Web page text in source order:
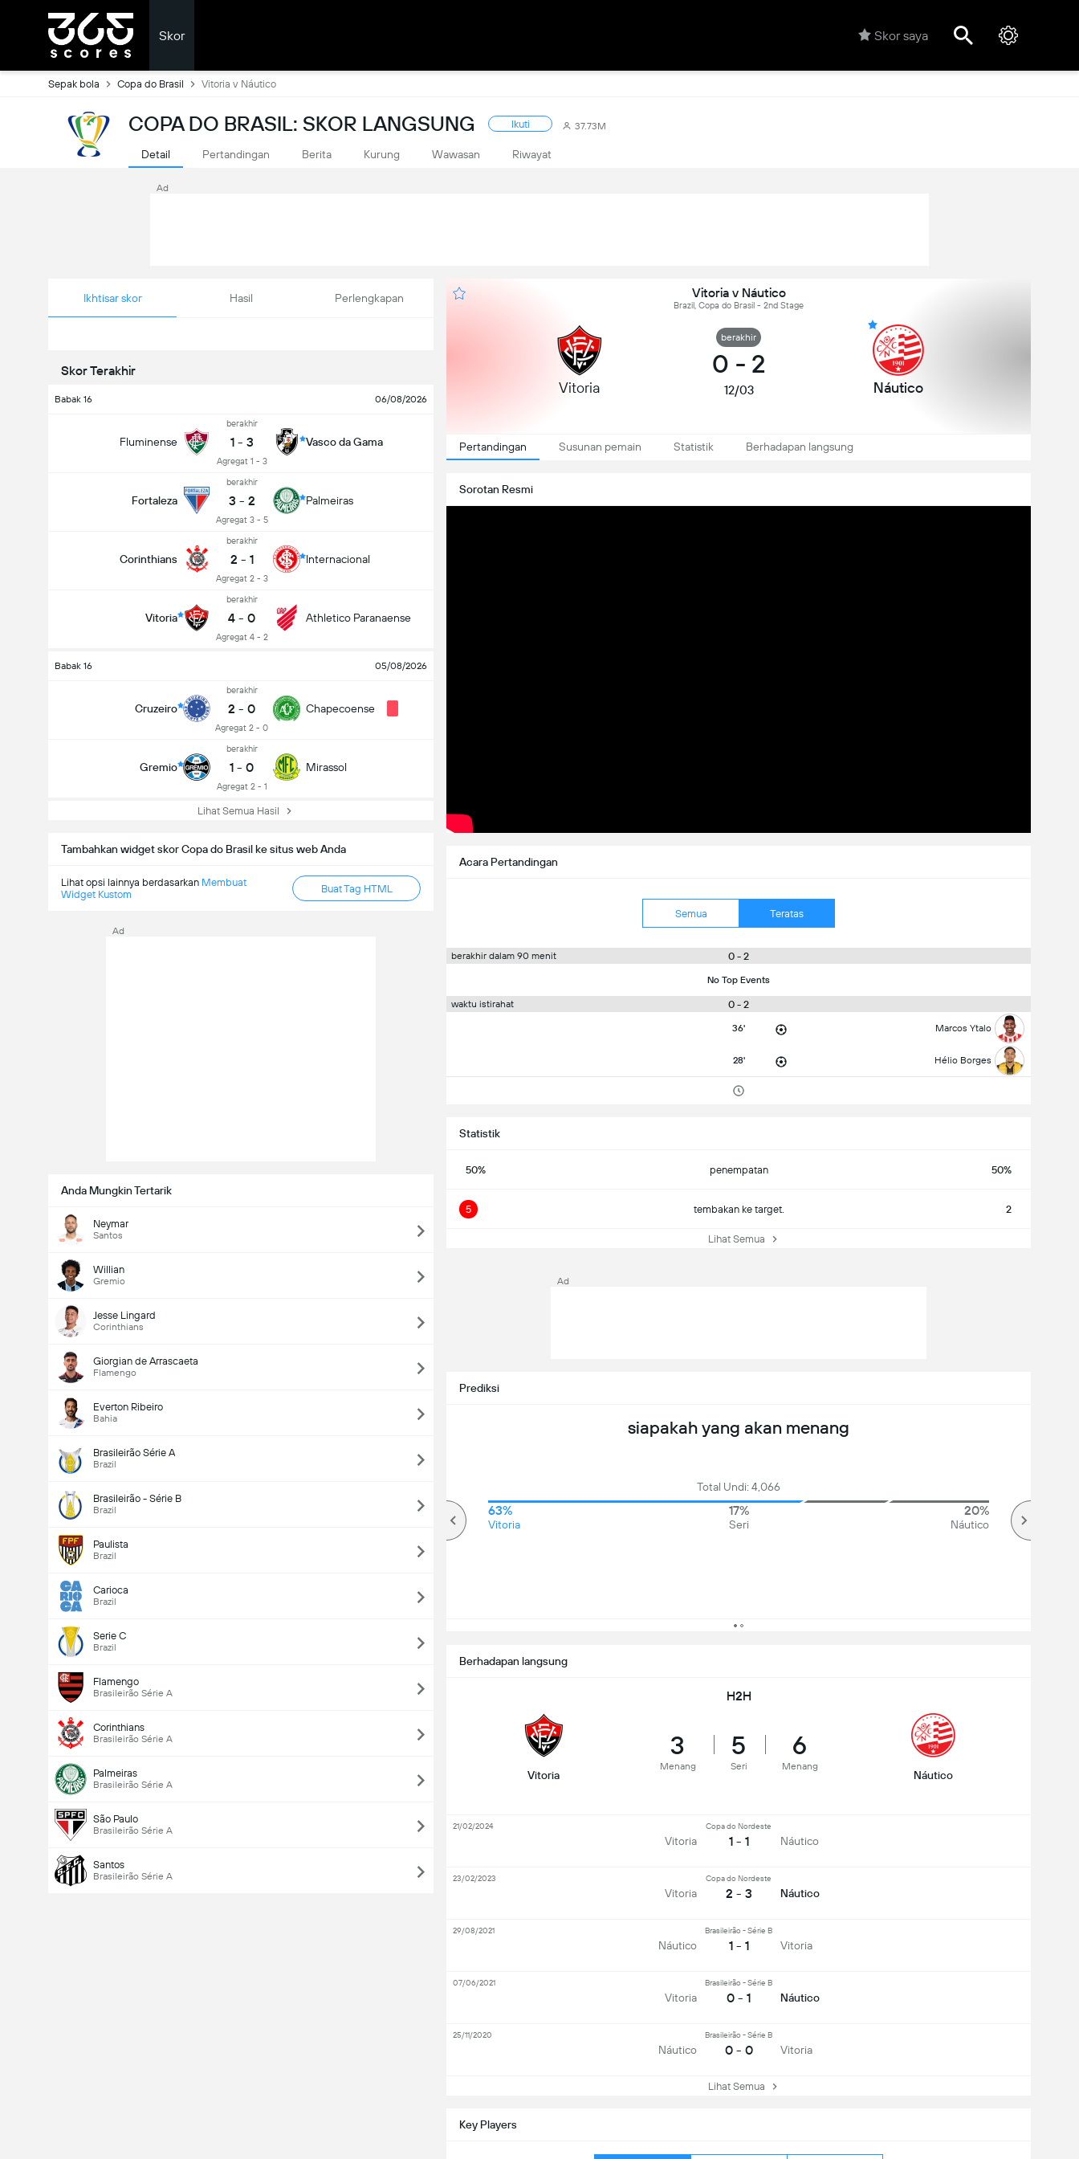
Skor Skor saya
Sepak bola Copa do Brasil Vitoria v Náutico
COPA DO BRASIL: SKOR LANGSUNG Ikuti 37.73M
Detail Pertandingan Berita Kurung Wawasan Riwayat
Ad
Ikhtisar skor Hasil Perlengkapan
Skor Terakhir
Babak 16 06/08/2026
Fluminense
berakhir
1 - 3
Agregat 1 - 3
Vasco da Gama
Fortaleza
berakhir
3 - 2
Agregat 3 - 5
Palmeiras
Corinthians
berakhir
2 - 1
Agregat 2 - 3
Internacional
Vitoria
berakhir
4 - 0
Agregat 4 - 2
Athletico Paranaense
Babak 16 05/08/2026
Cruzeiro
berakhir
2 - 0
Agregat 2 - 0
Chapecoense
Gremio
berakhir
1 - 0
Agregat 2 - 1
Mirassol
Lihat Semua Hasil
Tambahkan widget skor Copa do Brasil ke situs web Anda
Lihat opsi lainnya berdasarkan Membuat
Widget Kustom
Buat Tag HTML
Ad
Anda Mungkin Tertarik
Neymar
Santos
Willian
Gremio
Jesse Lingard
Corinthians
Giorgian de Arrascaeta
Flamengo
Everton Ribeiro
Bahia
Brasileirão Série A
Brazil
Brasileirão - Série B
Brazil
Paulista
Brazil
Carioca
Brazil
Serie C
Brazil
Flamengo
Brasileirão Série A
Corinthians
Brasileirão Série A
Palmeiras
Brasileirão Série A
São Paulo
Brasileirão Série A
Santos
Brasileirão Série A
Vitoria v Náutico
Brazil, Copa do Brasil - 2nd Stage
Vitoria
berakhir
0 - 2
12/03 Náutico
Pertandingan Susunan pemain Statistik Berhadapan langsung
Sorotan Resmi
Acara Pertandingan
Semua Teratas
berakhir dalam 90 menit 0 - 2
No Top Events
waktu istirahat 0 - 2
36' Marcos Ytalo
28' Hélio Borges
Key Players
Statistik
50% penempatan 50%
5 tembakan ke target. 2
Lihat Semua
Prediksi
siapakah yang akan menang
Total Undi: 4,066
63%
Vitoria
17%
Seri
20%
Náutico
total gol dalam permainan (2.5)
Berhadapan langsung
H2H
Vitoria
3
Menang
5
Seri
6
Menang
Náutico
Vitoria
Copa do Nordeste
1 - 1 Náutico
21/02/2024
Vitoria
Copa do Nordeste
2 - 3 Náutico
23/02/2023
Náutico
Brasileirão - Série B
1 - 1 Vitoria
29/08/2021
Vitoria
Brasileirão - Série B
0 - 1 Náutico
07/06/2021
Náutico
Brasileirão - Série B
0 - 0 Vitoria
25/11/2020
Lihat Semua
Ad